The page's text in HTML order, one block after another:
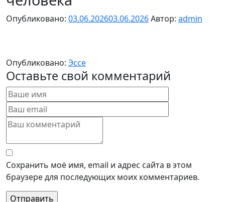
Опубликовано: 03.06.202603.06.2026Автор: admin
Опубликовано: Эссе
Оставьте свой комментарий
Сохранить моё имя, email и адрес сайта в этом
браузере для последующих моих комментариев.